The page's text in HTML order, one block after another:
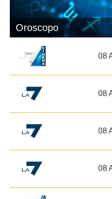
Oroscopo
08
08
08
08